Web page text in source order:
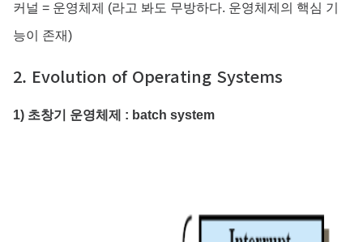
커널 = 운영체제 (라고 봐도 무방하다. 운영체제의 핵심 기
능이 존재)
2. Evolution of Operating Systems
1) 초창기 운영체제 : batch system